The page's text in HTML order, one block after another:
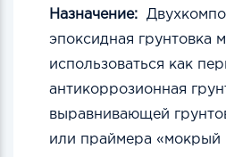
Назначение:
эпоксидная грунтовка
использоваться как
антикоррозионная
выравнивающей
или праймера «мокрый